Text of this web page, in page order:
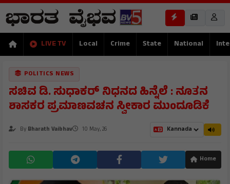
LIVE TV Local Crime State National
POLITICS NEWS
ಸಚಿವ ಡಿ. ಸುಧಾಕರ್ ನಿಧನದ ಹಿನ್ನೆಲೆ : ನೂತನ
ಶಾಸಕರ ಪ್ರಮಾಣವಚನ ಸ್ವೀಕಾರ ಮುಂದೂಡಿಕೆ
By Bharath Vaibhav 10 May, 26
Home